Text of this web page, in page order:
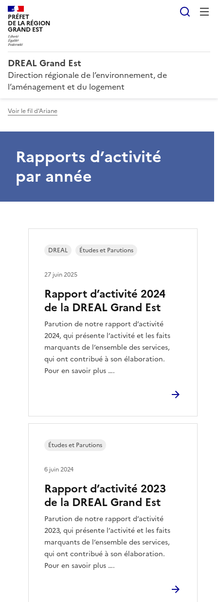
PRÉFET
DE LA RÉGION
GRAND EST
DREAL Grand Est
Direction régionale de l’environnement, de
l’aménagement et du logement
Voir le fil d'Ariane
Rapports d’activité
par année
Rapport d’activité 2024
de la DREAL Grand Est
Parution de notre rapport d’activité
2024, qui présente l’activité et les faits
marquants de l’ensemble des services,
qui ont contribué à son élaboration.
Pour en savoir plus ….
DREAL Études et Parutions
27 juin 2025
Rapport d’activité 2023
de la DREAL Grand Est
Parution de notre rapport d’activité
2023, qui présente l’activité et les faits
marquants de l’ensemble des services,
qui ont contribué à son élaboration.
Pour en savoir plus ….
Études et Parutions
6 juin 2024